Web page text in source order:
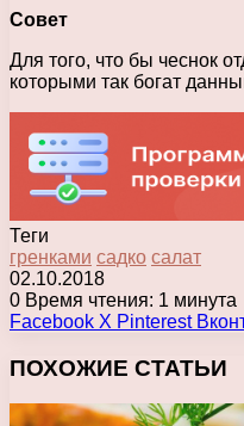
Совет
Для того, что бы чеснок
которыми так богат
Теги
гренками садко салат
02.10.2018
0 Время чтения: 1 минута
Facebook X Pinterest
ПОХОЖИЕ СТАТЬИ